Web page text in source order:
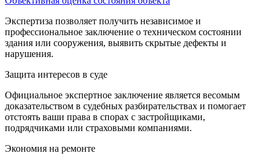
Экспертиза позволяет получить независимое и
профессиональное заключение о техническом состоянии
здания или сооружения, выявить скрытые дефекты и
нарушения.
Защита интересов в суде
Официальное экспертное заключение является весомым
доказательством в судебных разбирательствах и помогает
отстоять ваши права в спорах с застройщиками,
подрядчиками или страховыми компаниями.
Экономия на ремонте